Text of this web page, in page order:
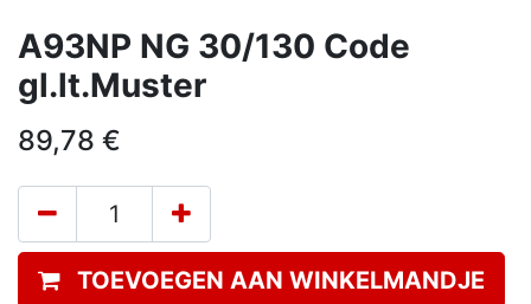
A93NP NG 30/130 Code
gl.lt.Muster
89,78 €
TOEVOEGEN AAN WINKELMANDJE